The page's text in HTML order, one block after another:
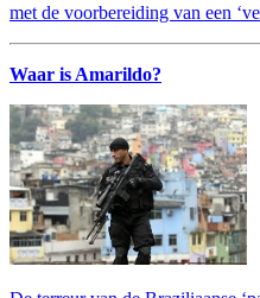
met de voorbereiding van een
Waar is Amarildo?